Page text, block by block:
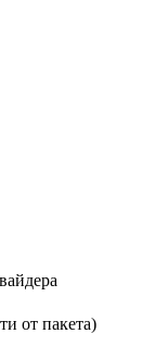
от пакета)